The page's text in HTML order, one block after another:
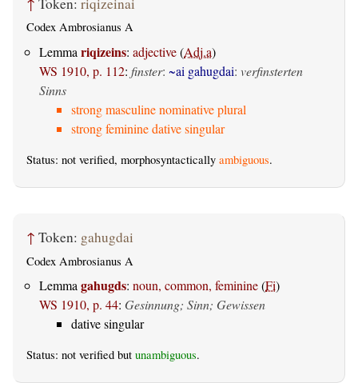
↑ Token: riqizeinai
Codex Ambrosianus A
Lemma riqizeins: adjective(Adj.a)
WS 1910, p. 112: finster: ~ai gahugdai: verfinsterten
Sinns
strong masculine nominative plural
strong feminine dative singular
Status: not verified, morphosyntactically ambiguous.
↑ Token: gahugdai
Codex Ambrosianus A
Lemma gahugds: noun, common, feminine(Fi)
WS 1910, p. 44: Gesinnung; Sinn; Gewissen
dative singular
Status: not verified but unambiguous.